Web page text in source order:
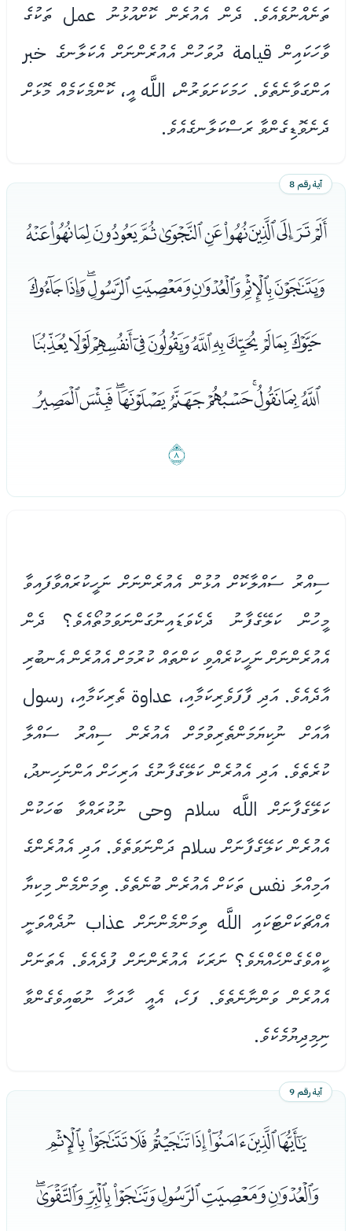
ތަނެއްނުވެއެވެ. ދެން އެއުރެން ކޮށްއުޅުނު عمل ތަކުގެ
ވާހަކައިން قيامة ދުވަހުން އެއުރެންނަށް އެކަލާނގެ خبر
އަންގަވާނެތެވެ. ހަމަކަށަވަރުން، اللَّه އީ، ކޮންމެކަމެއް މޮޅަށް
ދެނެވޮޑިގެންވާ ރަސްކަލާނގެއެވެ.
آية رقم 8
ﮄﮅﮆﮇﮈﮉﮊﮋﮌﮍﮎﮏ
ﮐﮑﮒﮓﮔﮕﮖﮗ
ﮘﮙﮚﮛﮜﮝﮞﮟﮠﮡﮢ
ﮣﮤﮥﮦﮧﮨﮩﮪﮫﮬ
ﮭ
ސިއްރު ސައްލާކޮށް އުޅުން އެއުރެންނަށް ނަހީކުރައްވާފައިވާ
މީހުން ކަލޭގެފާނު ދެކެވަޑައިނުގަންނަވަމުތޯއެވެ؟ ދެން
އެއުރެންނަށް ނަހީކުރެއްވި ކަންތައް ކުރުމަށް އެއުރެން އެނބުރި
އާދެއެވެ. އަދި ފާފަވެރިކަމާއި، عداوة ތެރިކަމާއި، رسول
އާއަށް ނުކިޔަމަންތެރިވުމަށް އެއުރެން ސިއްރު ސައްލާ
ކުރެތެވެ. އަދި އެއުރެން ކަލޭގެފާނުގެ އަރިހަށް އަންނަހިނދު،
ކަލޭގެފާނަށް اللَّه سلام وحى ނުކުރައްވާ ބަހަކުން
އެއުރެން ކަލޭގެފާނަށް سلام ދަންނަވަތެވެ. އަދި އެއުރެންގެ
އަމިއްލަ نفس ތަކަށް އެއުރެން ބުނެތެވެ. ތިމަންމެން މިކިޔާ
އެއްޗަކަށްޓަކައި اللَّه ތިމަންމެންނަށް عذاب ނުދެއްވަނީ
ކީއްވެގެންހެއްޔެވެ؟ ނަރަކަ އެއުރެންނަށް ފުދެއެވެ. އެތަނަށް
އެއުރެން ވަންނާނެތެވެ. ފަހެ، އެއީ ހާދަހާ ނުބައިވެގެންވާ
ނިމިދިޔުމެކެވެ.
آية رقم 9
ﮮﮯﮰﮱﯓﯔﯕﯖ
ﯗﯘﯙﯚﯛﯜﯝ